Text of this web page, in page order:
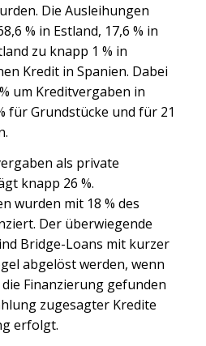
Die Ausleihungen
% in Estland, 17,6 % in
zu knapp 1 % in
Kredit in Spanien. Dabei
um Kreditvergaben in
für Grundstücke und für 21
als private
knapp 26 %.
wurden mit 18 % des
Der überwiegende
Bridge-Loans mit kurzer
abgelöst werden, wenn
Finanzierung gefunden
zugesagter Kredite
erfolgt.